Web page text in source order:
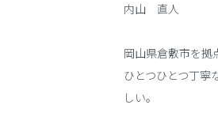
内山 直人
岡山県倉敷市を拠
ひとつひとつ丁寧
しい。